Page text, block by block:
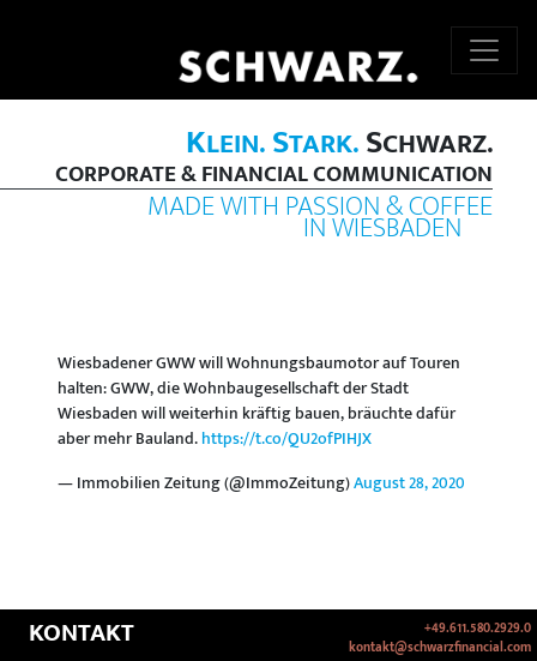
KLEIN.STARK.SCHWARZ.
CORPORATE & FINANCIAL COMMUNICATION
MADE WITH PASSION & COFFEE
IN WIESBADEN
Wiesbadener GWW will Wohnungsbaumotor auf Touren
halten: GWW, die Wohnbaugesellschaft der Stadt
Wiesbaden will weiterhin kräftig bauen, bräuchte dafür
aber mehr Bauland.https://t.co/QU2ofPIHJX
— Immobilien Zeitung (@ImmoZeitung)August 28, 2020
KONTAKT
+49.611.580.2929.0
kontakt@schwarzfinancial.com